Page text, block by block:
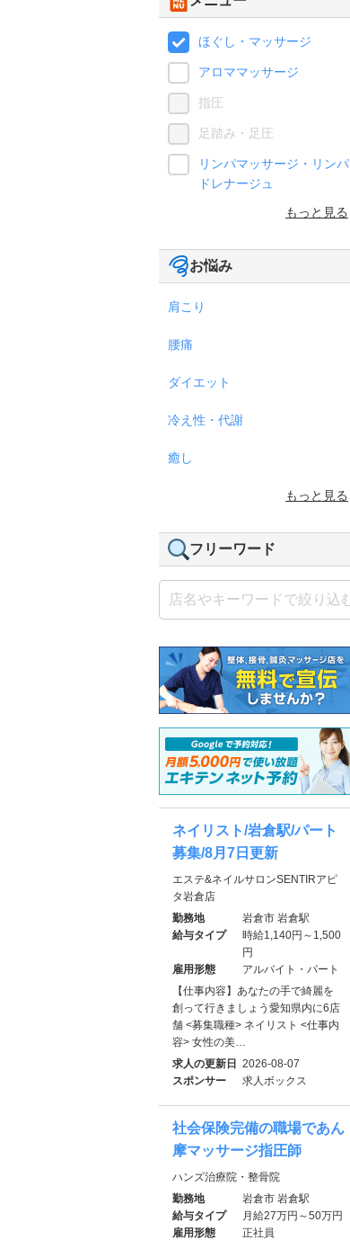
ほぐし・マッサージ
アロママッサージ
指圧
足踏み・足圧
リンパマッサージ・リンパ
ドレナージュ
もっと見る
お悩み
肩こり
腰痛
ダイエット
冷え性・代謝
癒し
もっと見る
フリーワード
ネイリスト/岩倉駅/パート
募集/8月7日更新
エステ&ネイルサロンSENTIRアピ
タ岩倉店
勤務地
岩倉市 岩倉駅
給与タイプ
時給1,140円～1,500
円
雇用形態
アルバイト・パート
【仕事内容】あなたの手で綺麗を
創って行きましょう愛知県内に6店
舗 <募集職種> ネイリスト <仕事内
容> 女性の美…
求人の更新日 2026-08-07
スポンサー
求人ボックス
社会保険完備の職場であん
摩マッサージ指圧師
ハンズ治療院・整骨院
勤務地
岩倉市 岩倉駅
給与タイプ
月給27万円～50万円
雇用形態
正社員